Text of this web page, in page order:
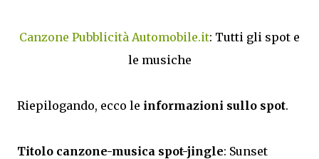
Canzone Pubblicità Automobile.it: Tutti gli spot e
le musiche
Riepilogando, ecco le informazioni sullo spot.
Titolo canzone-musica spot-jingle: Sunset